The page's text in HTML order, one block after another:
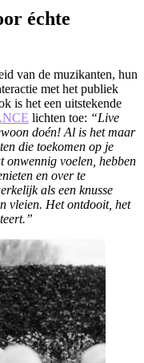
échte
van de muzikanten, hun
met het publiek
is het een uitstekende
lichten toe: “Live
doén! Al is het maar
die toekomen op je
onwennig voelen, hebben
en over te
als een knusse
vleien. Het ontdooit, het